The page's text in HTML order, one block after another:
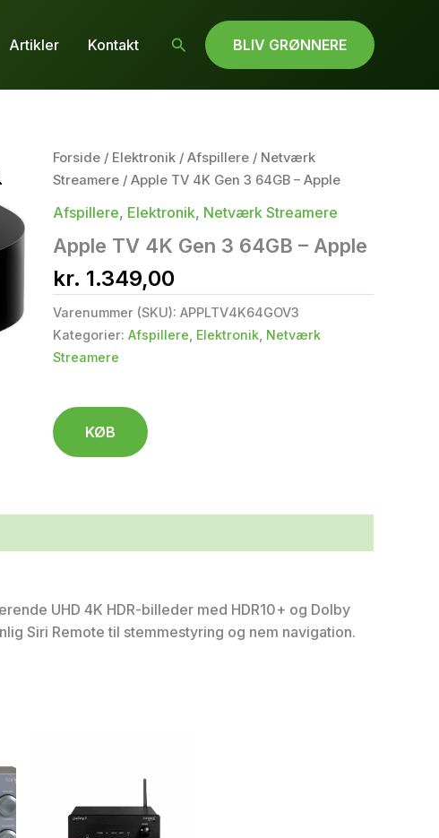
Artikler Kontakt Søg BLIV GRØNNERE
Forside/ Elektronik/ Afspillere/ Netværk
Streamere/ Apple TV 4K Gen 3 64GB – Apple
Afspillere, Elektronik, Netværk Streamere
Apple TV 4K Gen 3 64GB – Apple
kr. 1.349,00
Varenummer (SKU): APPLTV4K64GOV3
Kategorier: Afspillere Elektronik, Netværk
Streamere
KØB
UHD 4K HDR-billeder med HDR10+ og Dolby
Siri Remote til stemmestyring og nem navigation.